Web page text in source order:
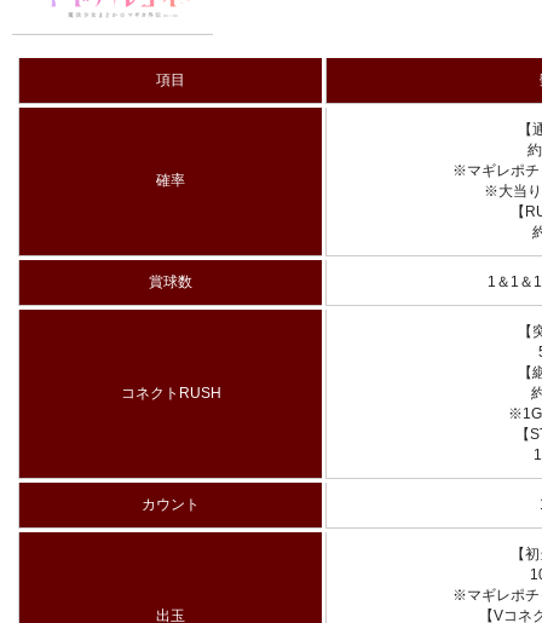
項目
確率
【
※マギレポチ
※大当
【
賞球数 1＆1＆
コネクトRUSH
【
【
※1G
【
カウント
出玉
【
※マギレポチ
【Vコネ